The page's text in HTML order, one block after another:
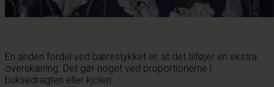
En anden fordel ved bærestykket er, at det tilføjer en ekstra
overskæring. Det gør noget ved proportionerne i
buksedragten eller kjolen.